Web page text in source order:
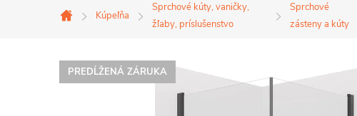
Domov
Kúpeľňa
Sprchové kúty, vaničky,
žľaby, príslušenstvo
Sprchové
zásteny a kúty
PREDĹŽENÁ ZÁRUKA